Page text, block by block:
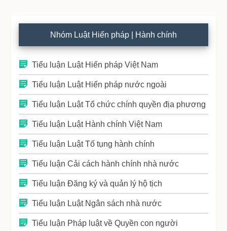
Nhóm Luật Hiến pháp | Hành chính
Tiểu luận Luật Hiến pháp Việt Nam
Tiểu luận Luật Hiến pháp nước ngoài
Tiểu luận Luật Tổ chức chính quyền địa phương
Tiểu luận Luật Hành chính Việt Nam
Tiểu luận Luật Tố tụng hành chính
Tiểu luận Cải cách hành chính nhà nước
Tiểu luận Đăng ký và quản lý hộ tịch
Tiểu luận Luật Ngân sách nhà nước
Tiểu luận Pháp luật về Quyền con người